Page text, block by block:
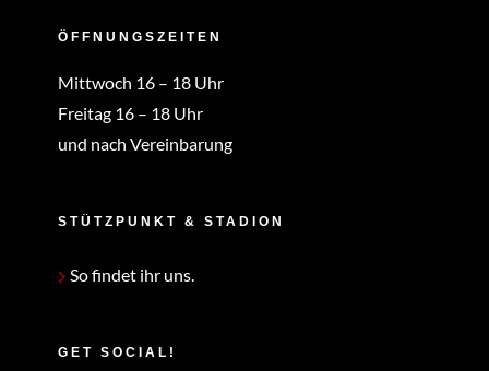
ÖFFNUNGSZEITEN
Mittwoch 16 – 18 Uhr
Freitag 16 – 18 Uhr
und nach Vereinbarung
STÜTZPUNKT & STADION
So findet ihr uns.
GET SOCIAL!